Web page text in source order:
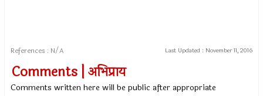
References : N/A Last Updated : November 11, 2016
Comments | अभिप्राय
Comments written here will be public after appropriate